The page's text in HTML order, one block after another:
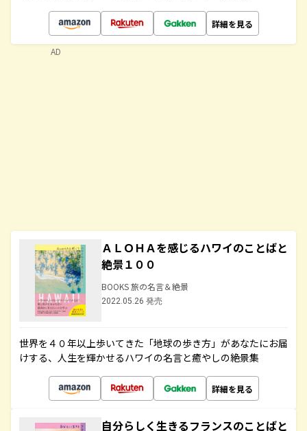
詳細を見る
ＡＬＯＨＡを感じるハワイのことばと
絶景１００
BOOKS 旅の名言＆絶景
2022.05.26 発売
世界を４０年以上歩いてきた「地球の歩き方」があなたにお届
けする、人生を輝かせるハワイの名言と癒やしの絶景集
詳細を見る
自分らしく生きるフランスのことばと
AD